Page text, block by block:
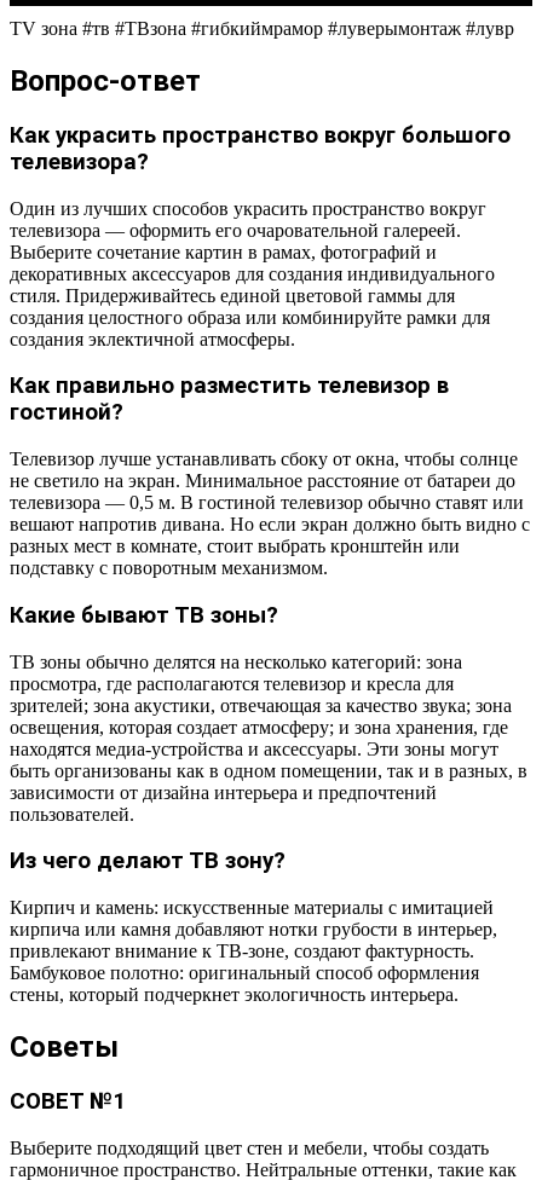
TV зона #тв #ТВзона #гибкиймрамор #луверымонтаж #лувр
Вопрос-ответ
Как украсить пространство вокруг большого
телевизора?
Один из лучших способов украсить пространство вокруг
телевизора — оформить его очаровательной галереей.
Выберите сочетание картин в рамах, фотографий и
декоративных аксессуаров для создания индивидуального
стиля. Придерживайтесь единой цветовой гаммы для
создания целостного образа или комбинируйте рамки для
создания эклектичной атмосферы.
Как правильно разместить телевизор в
гостиной?
Телевизор лучше устанавливать сбоку от окна, чтобы солнце
не светило на экран. Минимальное расстояние от батареи до
телевизора — 0,5 м. В гостиной телевизор обычно ставят или
вешают напротив дивана. Но если экран должно быть видно с
разных мест в комнате, стоит выбрать кронштейн или
подставку с поворотным механизмом.
Какие бывают ТВ зоны?
ТВ зоны обычно делятся на несколько категорий: зона
просмотра, где располагаются телевизор и кресла для
зрителей; зона акустики, отвечающая за качество звука; зона
освещения, которая создает атмосферу; и зона хранения, где
находятся медиа-устройства и аксессуары. Эти зоны могут
быть организованы как в одном помещении, так и в разных, в
зависимости от дизайна интерьера и предпочтений
пользователей.
Из чего делают ТВ зону?
Кирпич и камень: искусственные материалы с имитацией
кирпича или камня добавляют нотки грубости в интерьер,
привлекают внимание к ТВ-зоне, создают фактурность.
Бамбуковое полотно: оригинальный способ оформления
стены, который подчеркнет экологичность интерьера.
Советы
СОВЕТ №1
Выберите подходящий цвет стен и мебели, чтобы создать
гармоничное пространство. Нейтральные оттенки, такие как